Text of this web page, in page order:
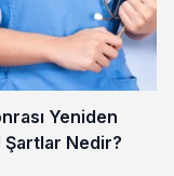
Yeniden
Şartlar Nedir?